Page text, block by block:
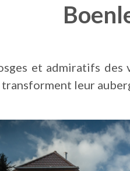
et admiratifs
leur